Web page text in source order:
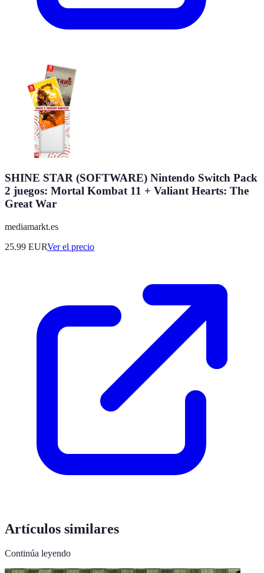
SHINE STAR (SOFTWARE) Nintendo Switch Pack
2 juegos: Mortal Kombat 11 + Valiant Hearts: The
Great War
mediamarkt.es
25.99 EURVer el precio
Artículos similares
Continúa leyendo